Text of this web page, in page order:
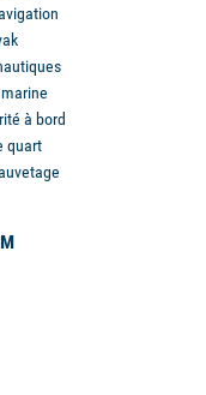
à bord
quart